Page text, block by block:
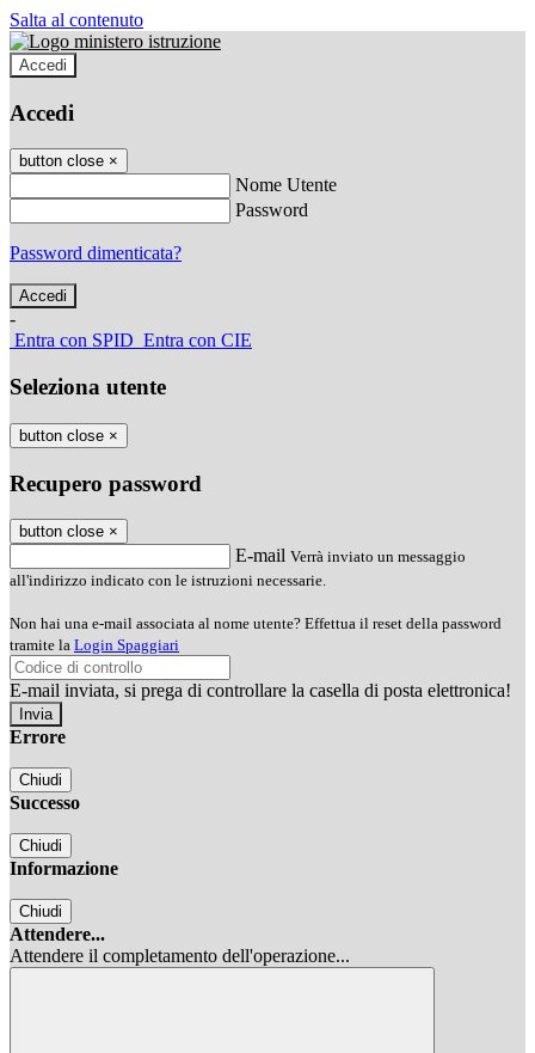
Salta al contenuto
Accedi
Accedi
button close ×
Nome Utente
Password
Password dimenticata?
-
Entra con SPID Entra con CIE
Seleziona utente
button close ×
Recupero password
button close ×
E-mail Verrà inviato un messaggio
all'indirizzo indicato con le istruzioni necessarie.
Non hai una e-mail associata al nome utente? Effettua il reset della password
tramite la Login Spaggiari
E-mail inviata, si prega di controllare la casella di posta elettronica!
Errore
Chiudi
Successo
Chiudi
Informazione
Chiudi
Attendere...
Attendere il completamento dell'operazione...